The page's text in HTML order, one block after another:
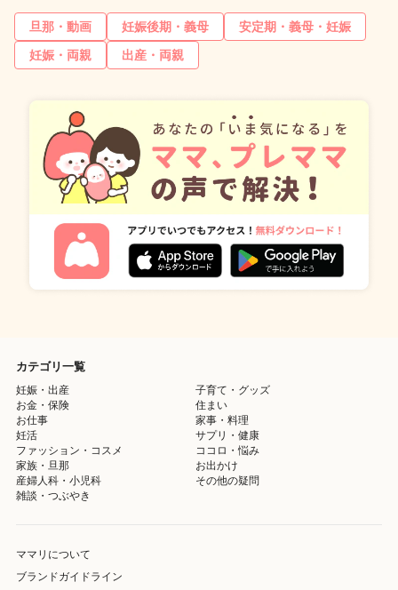
旦那・動画 妊娠後期・義母
安定期・義母・妊娠
妊娠・両親
出産・両親
カテゴリ一覧
妊娠・出産
子育て・グッズ
お金・保険
住まい
お仕事
家事・料理
妊活
サプリ・健康
ファッション・コスメ
ココロ・悩み
家族・旦那
お出かけ
産婦人科・小児科
その他の疑問
雑談・つぶやき
ママリについて
ブランドガイドライン